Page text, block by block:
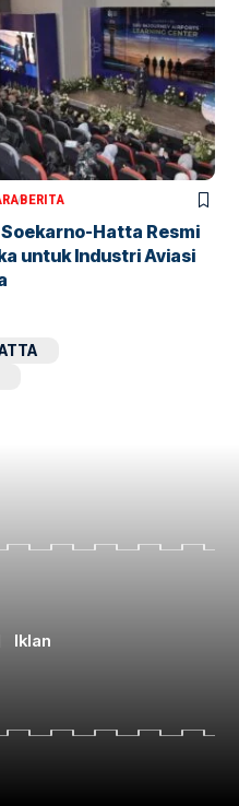
BERITA
Soekarno-Hatta Resmi
untuk Industri Aviasi
Iklan